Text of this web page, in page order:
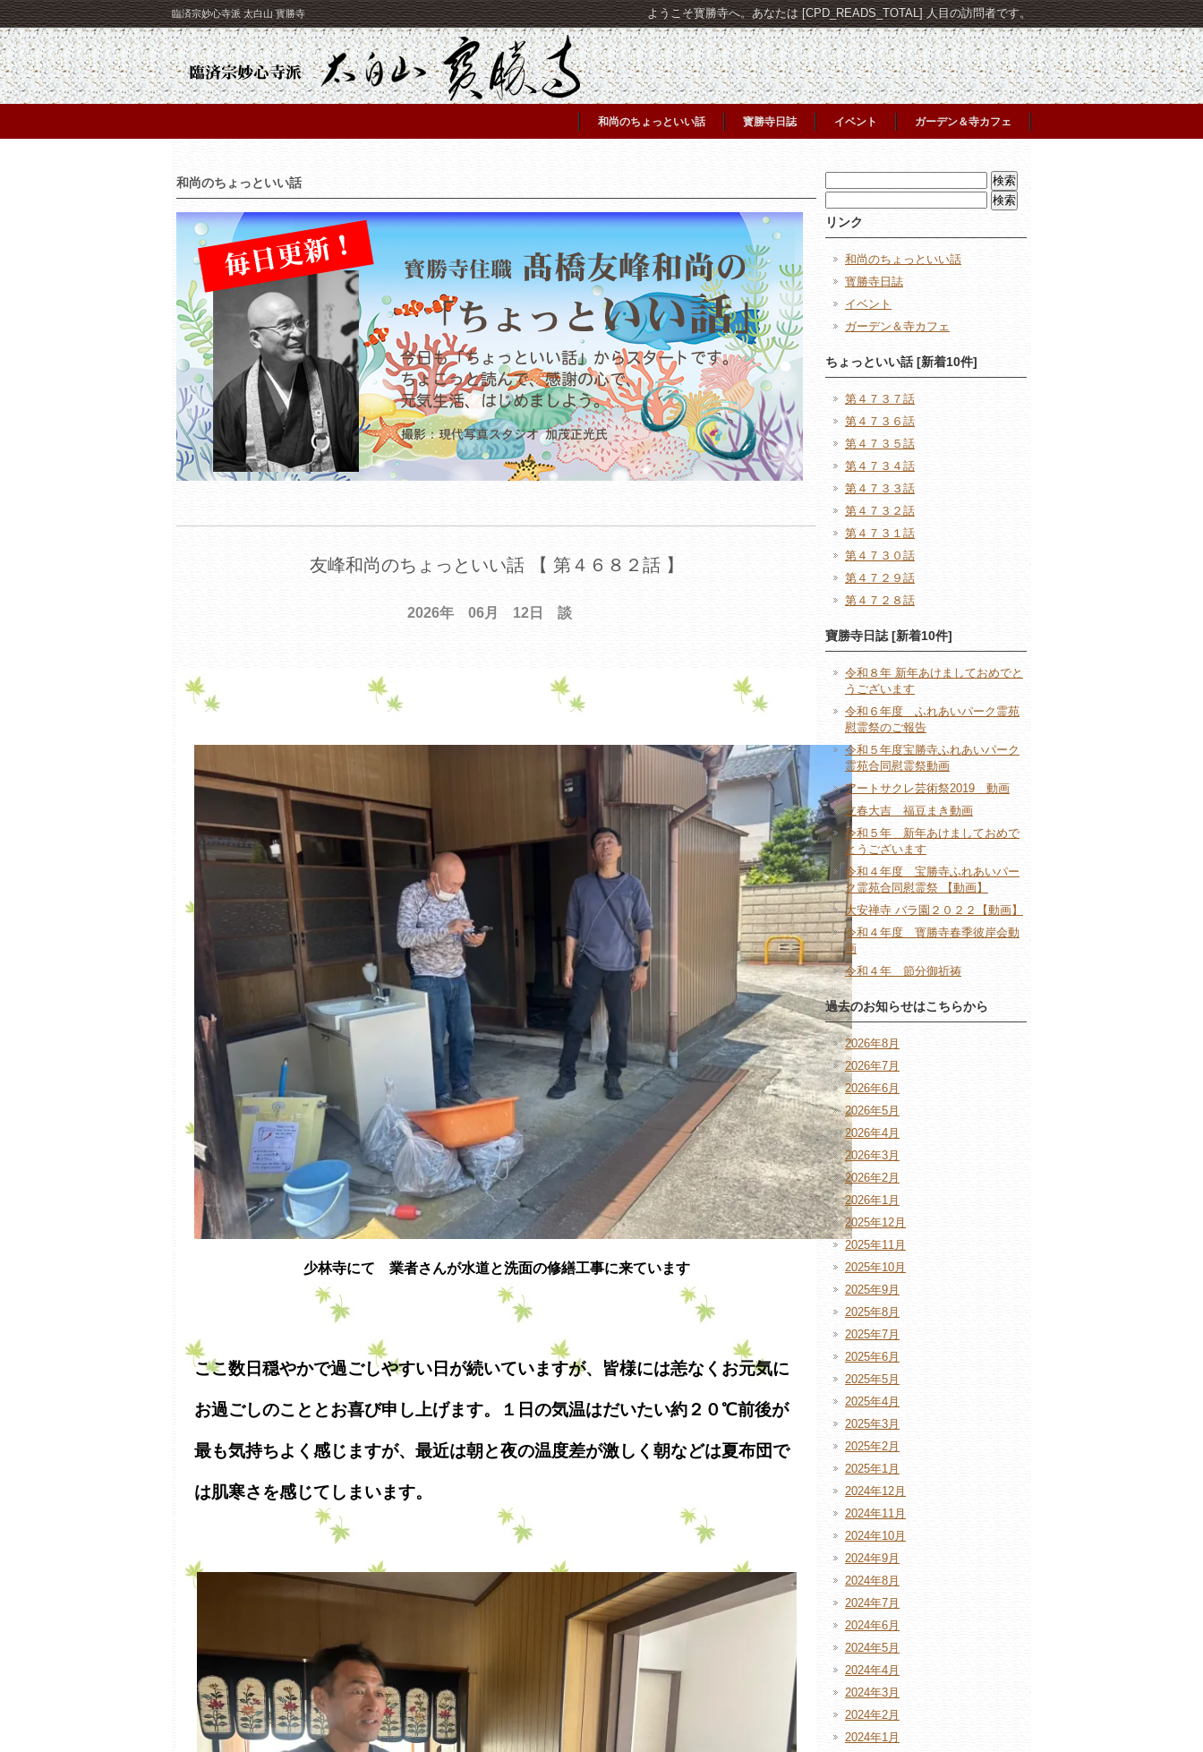
臨済宗妙心寺派 太白山 寳勝寺 ようこそ寳勝寺へ。あなたは [CPD_READS_TOTAL] 人目の訪問者です。
和尚のちょっといい話 寳勝寺日誌 イベント ガーデン＆寺カフェ
和尚のちょっといい話
友峰和尚のちょっといい話 【 第４６８２話 】
2026年 06月 12日 談
少林寺にて 業者さんが水道と洗面の修繕工事に来ています
ここ数日穏やかで過ごしやすい日が続いていますが、皆様には恙なくお元気に
お過ごしのこととお喜び申し上げます。１日の気温はだいたい約２０℃前後が
最も気持ちよく感じますが、最近は朝と夜の温度差が激しく朝などは夏布団で
は肌寒さを感じてしまいます。
索:
索:
リンク
和尚のちょっといい話
寳勝寺日誌
イベント
ガーデン＆寺カフェ
ちょっといい話 [新着10件]
第４７３７話
第４７３６話
第４７３５話
第４７３４話
第４７３３話
第４７３２話
第４７３１話
第４７３０話
第４７２９話
第４７２８話
寶勝寺日誌 [新着10件]
令和８年 新年あけましておめでと
うございます
令和６年度 ふれあいパーク霊苑
慰霊祭のご報告
令和５年度宝勝寺ふれあいパーク
霊苑合同慰霊祭動画
アートサクレ芸術祭2019 動画
立春大吉 福豆まき動画
令和５年 新年あけましておめで
とうございます
令和４年度 宝勝寺ふれあいパー
ク霊苑合同慰霊祭 【動画】
大安禅寺 バラ園２０２２【動画】
令和４年度 寳勝寺春季彼岸会動
画
令和４年 節分御祈祷
過去のお知らせはこちらから
2026年8月
2026年7月
2026年6月
2026年5月
2026年4月
2026年3月
2026年2月
2026年1月
2025年12月
2025年11月
2025年10月
2025年9月
2025年8月
2025年7月
2025年6月
2025年5月
2025年4月
2025年3月
2025年2月
2025年1月
2024年12月
2024年11月
2024年10月
2024年9月
2024年8月
2024年7月
2024年6月
2024年5月
2024年4月
2024年3月
2024年2月
2024年1月